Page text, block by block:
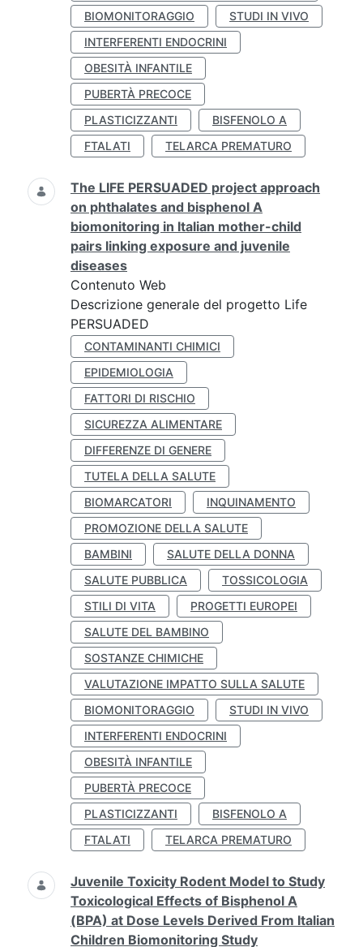
BIOMONITORAGGIO
STUDI IN VIVO
INTERFERENTI ENDOCRINI
OBESITÀ INFANTILE
PUBERTÀ PRECOCE
PLASTICIZZANTI
BISFENOLO A
FTALATI
TELARCA PREMATURO
The LIFE PERSUADED project approach
on phthalates and bisphenol A
biomonitoring in Italian mother-child
pairs linking exposure and juvenile
diseases
Contenuto Web
Descrizione generale del progetto Life
PERSUADED
CONTAMINANTI CHIMICI
EPIDEMIOLOGIA
FATTORI DI RISCHIO
SICUREZZA ALIMENTARE
DIFFERENZE DI GENERE
TUTELA DELLA SALUTE
BIOMARCATORI
INQUINAMENTO
PROMOZIONE DELLA SALUTE
BAMBINI
SALUTE DELLA DONNA
SALUTE PUBBLICA
TOSSICOLOGIA
STILI DI VITA
PROGETTI EUROPEI
SALUTE DEL BAMBINO
SOSTANZE CHIMICHE
VALUTAZIONE IMPATTO SULLA SALUTE
BIOMONITORAGGIO
STUDI IN VIVO
INTERFERENTI ENDOCRINI
OBESITÀ INFANTILE
PUBERTÀ PRECOCE
PLASTICIZZANTI
BISFENOLO A
FTALATI
TELARCA PREMATURO
Juvenile Toxicity Rodent Model to Study
Toxicological Effects of Bisphenol A
(BPA) at Dose Levels Derived From Italian
Children Biomonitoring Study